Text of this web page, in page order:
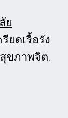
ย
ยดเรื้อรัง
ขภาพจิต.